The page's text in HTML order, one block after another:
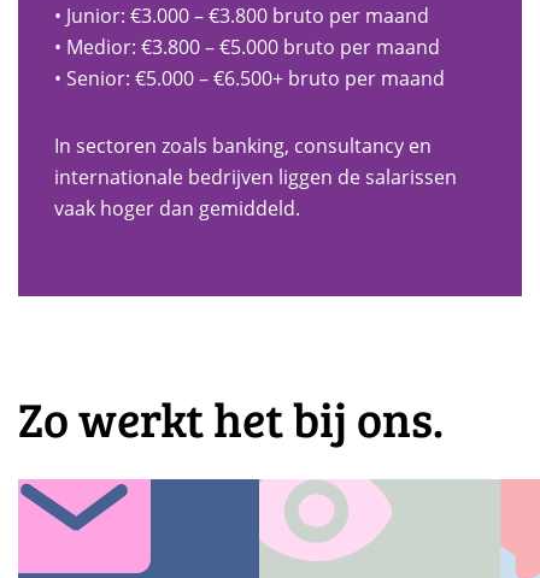
• Junior: €3.000 – €3.800 bruto per maand
• Medior: €3.800 – €5.000 bruto per maand
• Senior: €5.000 – €6.500+ bruto per maand
In sectoren zoals banking, consultancy en
internationale bedrijven liggen de salarissen
vaak hoger dan gemiddeld.
Zo werkt het bij ons.